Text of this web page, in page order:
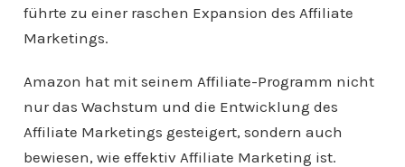
führte zu einer raschen Expansion des Affiliate
Marketings.
Amazon hat mit seinem Affiliate-Programm nicht
nur das Wachstum und die Entwicklung des
Affiliate Marketings gesteigert, sondern auch
bewiesen, wie effektiv Affiliate Marketing ist.